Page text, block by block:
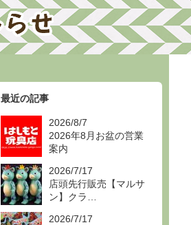
最近の記事
2026/8/7
2026年8月お盆の営業
案内
2026/7/17
店頭先行販売【マルサ
ン】クラ…
2026/7/17